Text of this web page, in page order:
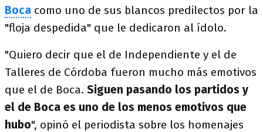
Boca como uno de sus blancos predilectos por la
"floja despedida" que le dedicaron al ídolo.
"Quiero decir que el de Independiente y el de
Talleres de Córdoba fueron mucho más emotivos
que el de Boca. Siguen pasando los partidos y
el de Boca es uno de los menos emotivos que
hubo", opinó el periodista sobre los homenajes